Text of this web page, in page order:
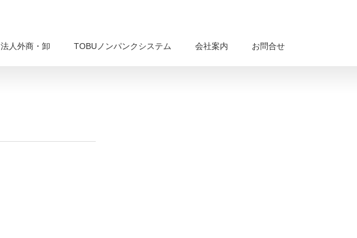
法人外商・卸 TOBUノンパンクシステム 会社案内 お問合せ